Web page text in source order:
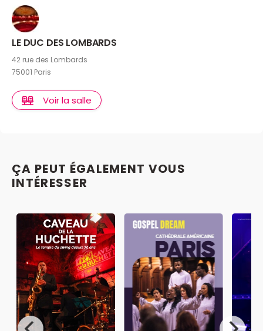
LE DUC DES LOMBARDS
42 rue des Lombards
75001 Paris
Voir la salle
ÇA PEUT ÉGALEMENT VOUS
INTÉRESSER